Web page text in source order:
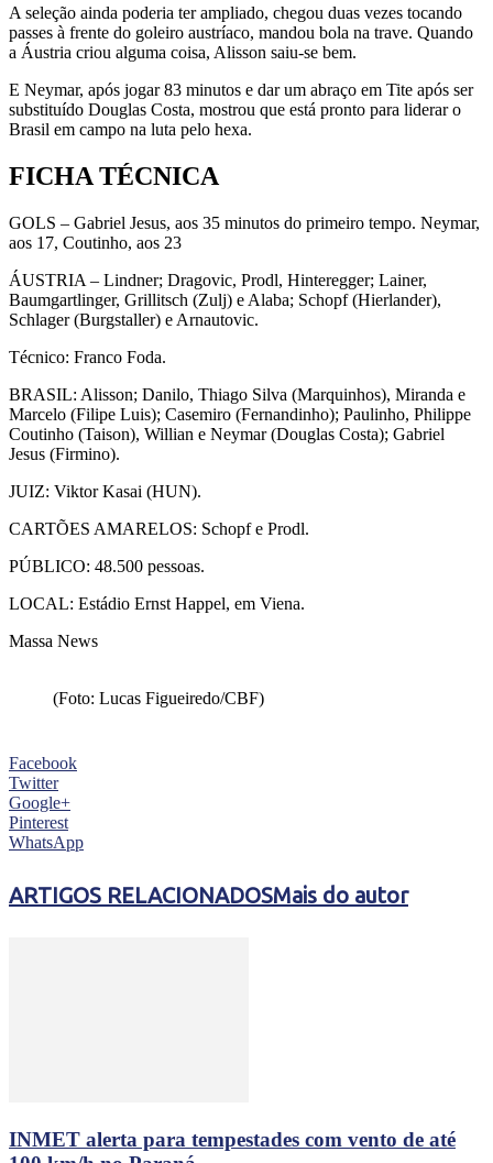
A seleção ainda poderia ter ampliado, chegou duas vezes tocando
passes à frente do goleiro austríaco, mandou bola na trave. Quando
a Áustria criou alguma coisa, Alisson saiu-se bem.
E Neymar, após jogar 83 minutos e dar um abraço em Tite após ser
substituído Douglas Costa, mostrou que está pronto para liderar o
Brasil em campo na luta pelo hexa.
FICHA TÉCNICA
GOLS – Gabriel Jesus, aos 35 minutos do primeiro tempo. Neymar,
aos 17, Coutinho, aos 23
ÁUSTRIA – Lindner; Dragovic, Prodl, Hinteregger; Lainer,
Baumgartlinger, Grillitsch (Zulj) e Alaba; Schopf (Hierlander),
Schlager (Burgstaller) e Arnautovic.
Técnico: Franco Foda.
BRASIL: Alisson; Danilo, Thiago Silva (Marquinhos), Miranda e
Marcelo (Filipe Luis); Casemiro (Fernandinho); Paulinho, Philippe
Coutinho (Taison), Willian e Neymar (Douglas Costa); Gabriel
Jesus (Firmino).
JUIZ: Viktor Kasai (HUN).
CARTÕES AMARELOS: Schopf e Prodl.
PÚBLICO: 48.500 pessoas.
LOCAL: Estádio Ernst Happel, em Viena.
Massa News
(Foto: Lucas Figueiredo/CBF)
Facebook
Twitter
Google+
Pinterest
WhatsApp
ARTIGOS RELACIONADOSMais do autor
INMET alerta para tempestades com vento de até